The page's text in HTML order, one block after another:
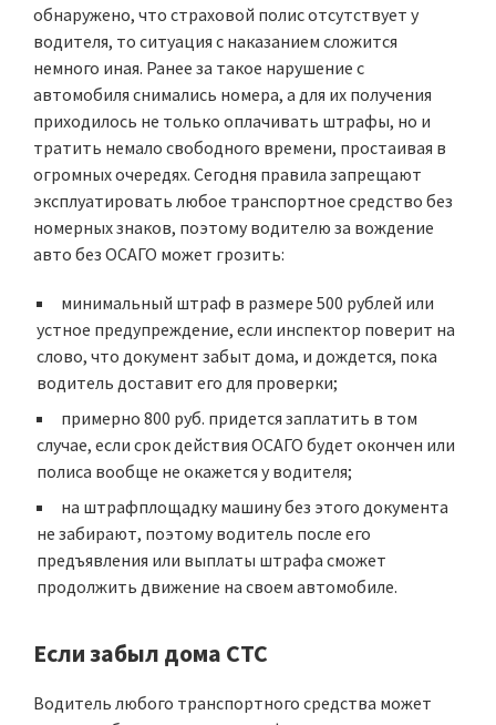
обнаружено, что страховой полис отсутствует у
водителя, то ситуация с наказанием сложится
немного иная. Ранее за такое нарушение с
автомобиля снимались номера, а для их получения
приходилось не только оплачивать штрафы, но и
тратить немало свободного времени, простаивая в
огромных очередях. Сегодня правила запрещают
эксплуатировать любое транспортное средство без
номерных знаков, поэтому водителю за вождение
авто без ОСАГО может грозить:
минимальный штраф в размере 500 рублей или
устное предупреждение, если инспектор поверит на
слово, что документ забыт дома, и дождется, пока
водитель доставит его для проверки;
примерно 800 руб. придется заплатить в том
случае, если срок действия ОСАГО будет окончен или
полиса вообще не окажется у водителя;
на штрафплощадку машину без этого документа
не забирают, поэтому водитель после его
предъявления или выплаты штрафа сможет
продолжить движение на своем автомобиле.
Если забыл дома СТС
Водитель любого транспортного средства может